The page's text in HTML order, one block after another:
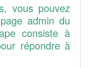
vous pouvez
admin du
consiste à
répondre à